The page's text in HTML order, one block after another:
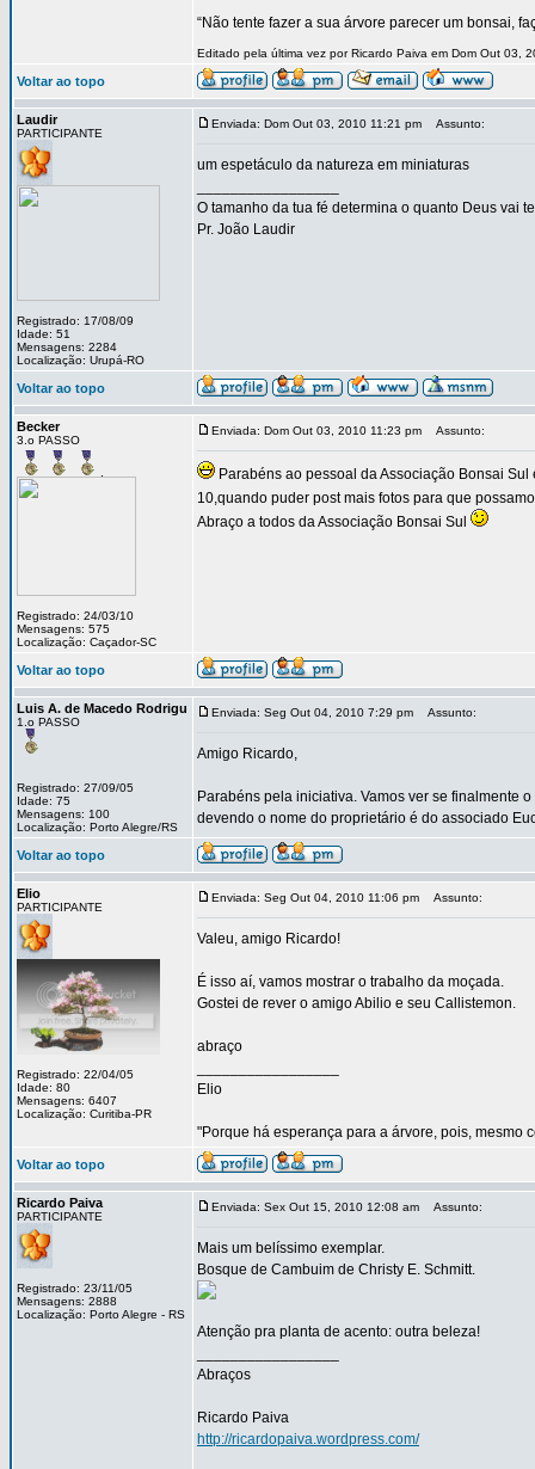
“Não tente fazer a sua árvore parecer um bonsai,
Editado pela última vez por Ricardo Paiva em Dom Out 03,
Voltar ao topo
Laudir
PARTICIPANTE
Registrado: 17/08/09
Idade: 51
Mensagens: 2284
Localização: Urupá-RO
Enviada: Dom Out 03, 2010 11:21 pm Assunto:
um espetáculo da natureza em miniaturas
O tamanho da tua fé determina o quanto Deus vai
Pr. João Laudir
Voltar ao topo
Becker
3.o PASSO
Registrado: 24/03/10
Mensagens: 575
Localização: Caçador-SC
Enviada: Dom Out 03, 2010 11:23 pm Assunto:
Parabéns ao pessoal da Associação Bonsai
10,quando puder post mais fotos para que
Abraço a todos da Associação Bonsai Sul
Voltar ao topo
Luis A. de Macedo Rodrigu
1.o PASSO
Registrado: 27/09/05
Idade: 75
Mensagens: 100
Localização: Porto Alegre/RS
Enviada: Seg Out 04, 2010 7:29 pm Assunto:
Amigo Ricardo,
Parabéns pela iniciativa. Vamos ver se finalmente
devendo o nome do proprietário é do associado
Voltar ao topo
Elio
PARTICIPANTE
Registrado: 22/04/05
Idade: 80
Mensagens: 6407
Localização: Curitiba-PR
Enviada: Seg Out 04, 2010 11:06 pm Assunto:
Valeu, amigo Ricardo!
É isso aí, vamos mostrar o trabalho da moçada.
Gostei de rever o amigo Abilio e seu Callistemon.
abraço
Elio
"Porque há esperança para a árvore, pois, mesmo
Voltar ao topo
Ricardo Paiva
PARTICIPANTE
Registrado: 23/11/05
Mensagens: 2888
Localização: Porto Alegre - RS
Enviada: Sex Out 15, 2010 12:08 am Assunto:
Mais um belíssimo exemplar.
Bosque de Cambuim de Christy E. Schmitt.
Atenção pra planta de acento: outra beleza!
Abraços
Ricardo Paiva
http://ricardopaiva.wordpress.com/